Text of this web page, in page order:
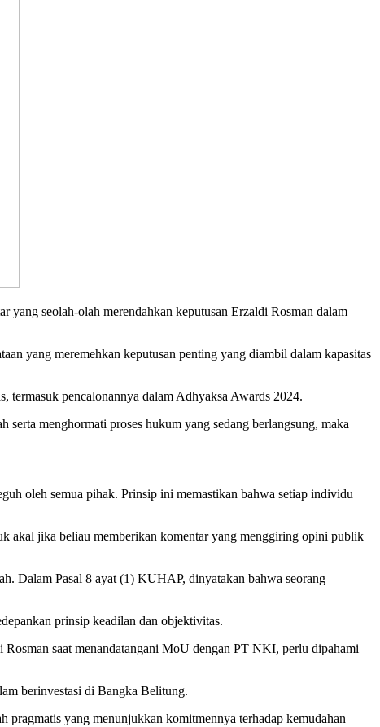
seolah-olah merendahkan keputusan Erzaldi Rosman dalam
yang meremehkan keputusan penting yang diambil dalam kapasitas
termasuk pencalonannya dalam Adhyaksa Awards 2024.
serta menghormati proses hukum yang sedang berlangsung, maka
oleh semua pihak. Prinsip ini memastikan bahwa setiap individu
akal jika beliau memberikan komentar yang menggiring opini publik
Dalam Pasal 8 ayat (1) KUHAP, dinyatakan bahwa seorang
prinsip keadilan dan objektivitas.
saat menandatangani MoU dengan PT NKI, perlu dipahami
berinvestasi di Bangka Belitung.
yang menunjukkan komitmennya terhadap kemudahan